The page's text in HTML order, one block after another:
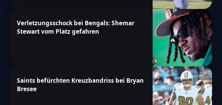
Verletzungsschock bei Bengals: Shemar
Stewart vom Platz gefahren
Saints befürchten Kreuzbandriss bei Bryan
Bresee